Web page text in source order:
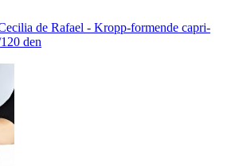
de Rafael - Kropp-formende capri-
den